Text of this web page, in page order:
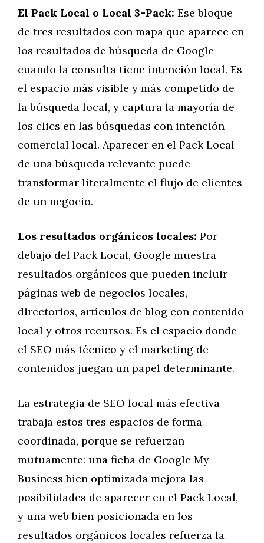
El Pack Local o Local 3-Pack: Ese bloque
de tres resultados con mapa que aparece en
los resultados de búsqueda de Google
cuando la consulta tiene intención local. Es
el espacio más visible y más competido de
la búsqueda local, y captura la mayoría de
los clics en las búsquedas con intención
comercial local. Aparecer en el Pack Local
de una búsqueda relevante puede
transformar literalmente el flujo de clientes
de un negocio.
Los resultados orgánicos locales: Por
debajo del Pack Local, Google muestra
resultados orgánicos que pueden incluir
páginas web de negocios locales,
directorios, artículos de blog con contenido
local y otros recursos. Es el espacio donde
el SEO más técnico y el marketing de
contenidos juegan un papel determinante.
La estrategia de SEO local más efectiva
trabaja estos tres espacios de forma
coordinada, porque se refuerzan
mutuamente: una ficha de Google My
Business bien optimizada mejora las
posibilidades de aparecer en el Pack Local,
y una web bien posicionada en los
resultados orgánicos locales refuerza la